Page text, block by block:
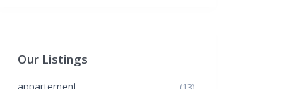
Our Listings